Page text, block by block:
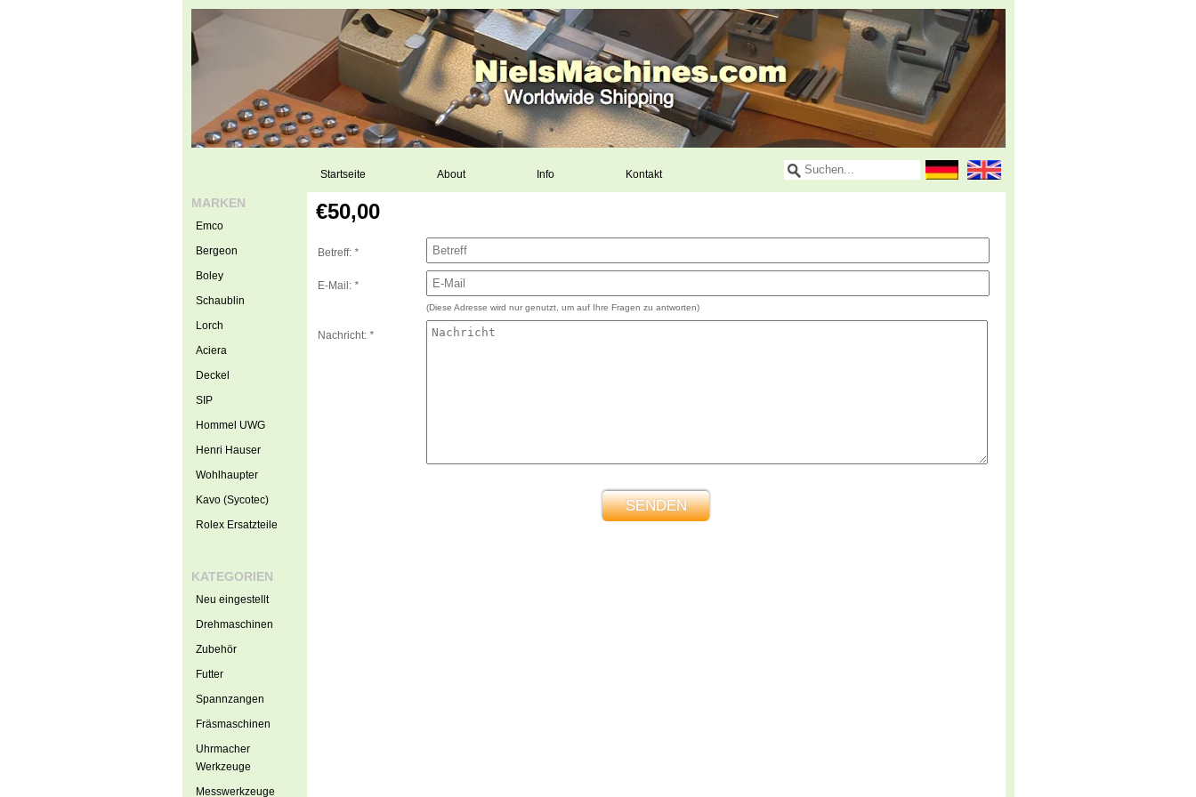
Startseite About Info Kontakt
€50,00
Betreff: *
E-Mail: *
(Diese Adresse wird nur genutzt, um auf Ihre Fragen zu antworten)
Nachricht: *
MARKEN
Emco
Bergeon
Boley
Schaublin
Lorch
Aciera
Deckel
SIP
Hommel UWG
Henri Hauser
Wohlhaupter
Kavo (Sycotec)
Rolex Ersatzteile
KATEGORIEN
Neu eingestellt
Drehmaschinen
Zubehör
Futter
Spannzangen
Fräsmaschinen
Uhrmacher
Werkzeuge
Messwerkzeuge